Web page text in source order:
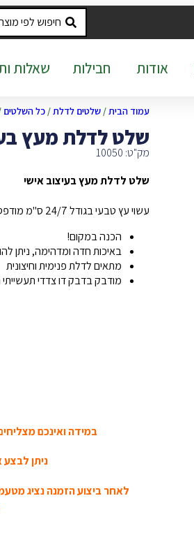
אודות חבילות שאלות
עמוד הבית/שלטים לדלת/כל השלטים
שלט לדלת מעץ
מק"ט: 10050
שלט לדלת מעץ בעיצוב אישי
עשוי עץ טבעי בגודל 24/7 ס"מ מודפס ישירות על העץ
הכנה במקום!
באיכות חדה ומדהימה, ניתן
מתאים לדלת פנימית וחיצונית
מודבק בדבק דו צדדי
במידה ואינכם
ניתן
לאחר ביצוע הזמנה נציג